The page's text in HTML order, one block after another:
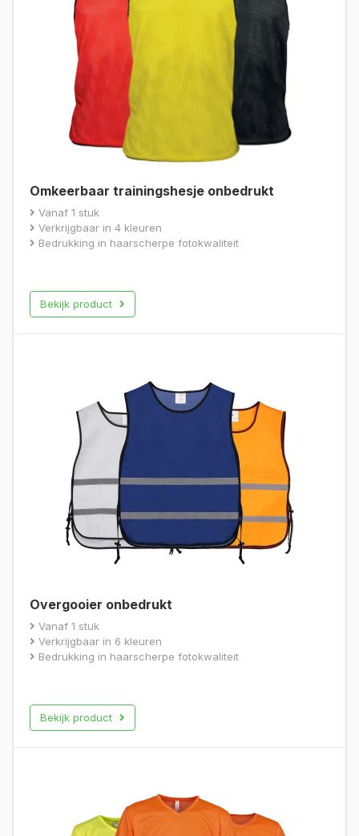
Omkeerbaar trainingshesje onbedrukt
Vanaf 1 stuk
Verkrijgbaar in 4 kleuren
Bedrukking in haarscherpe fotokwaliteit
Bekijk product
Overgooier onbedrukt
Vanaf 1 stuk
Verkrijgbaar in 6 kleuren
Bedrukking in haarscherpe fotokwaliteit
Bekijk product